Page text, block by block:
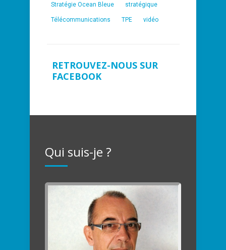
Stratégie Ocean Bleue stratégique
Télécommunications TPE vidéo
RETROUVEZ-NOUS SUR
FACEBOOK
Qui suis-je ?